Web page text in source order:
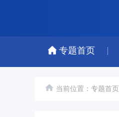
专题首页
当前位置： 专题首页